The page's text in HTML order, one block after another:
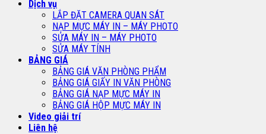
Dịch vụ
LẮP ĐẶT CAMERA QUAN SÁT
NẠP MỰC MÁY IN – MÁY PHOTO
SỬA MÁY IN – MÁY PHOTO
SỬA MÁY TÍNH
BẢNG GIÁ
BẢNG GIÁ VĂN PHÒNG PHẨM
BẢNG GIÁ GIẤY IN VĂN PHÒNG
BẢNG GIÁ NẠP MỰC MÁY IN
BẢNG GIÁ HỘP MỰC MÁY IN
Video giải trí
Liên hệ